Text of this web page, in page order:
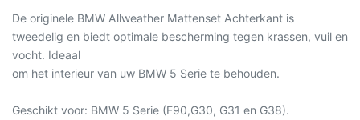
De originele BMW Allweather Mattenset Achterkant is
tweedelig en biedt optimale bescherming tegen krassen, vuil en
vocht. Ideaal
om het interieur van uw BMW 5 Serie te behouden.
Geschikt voor: BMW 5 Serie (F90,G30, G31 en G38).